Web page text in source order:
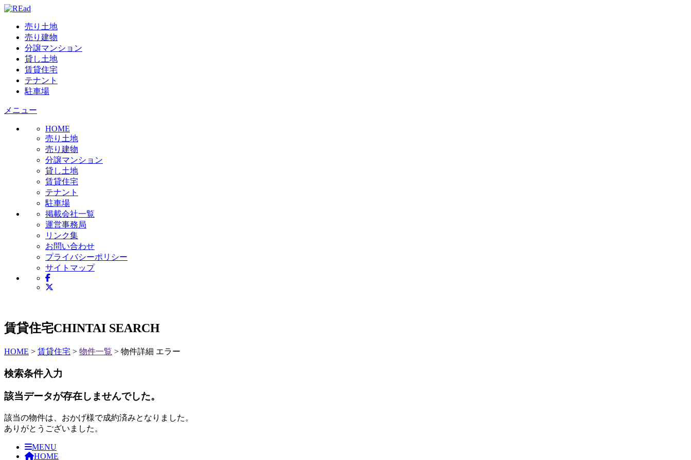
売り土地
売り建物
分譲マンション
貸し土地
賃貸住宅
テナント
駐車場
メニュー
HOME
売り土地
売り建物
分譲マンション
貸し土地
賃貸住宅
テナント
駐車場
掲載会社一覧
運営事務局
リンク集
お問い合わせ
プライバシーポリシー
サイトマップ
賃貸住宅CHINTAI SEARCH
HOME > 賃貸住宅 > 物件一覧 > 物件詳細 エラー
検索条件入力
該当データが存在しませんでした。
該当の物件は、おかげ様で成約済みとなりました。
ありがとうございました。
MENU
HOME